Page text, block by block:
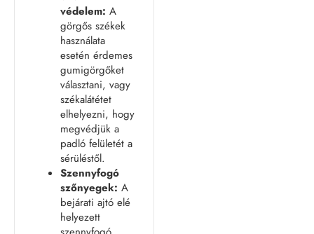
védelem: A
görgős székek
használata
esetén érdemes
gumigörgőket
választani, vagy
székalátétet
elhelyezni, hogy
megvédjük a
padló felületét a
sérüléstől.
Szennyfogó
szőnyegek: A
bejárati ajtó elé
helyezett